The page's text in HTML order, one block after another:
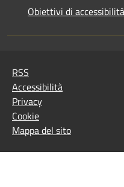
Obiettivi di accessibilità
RSS
Accessibilità
Privacy
Cookie
Mappa del sito